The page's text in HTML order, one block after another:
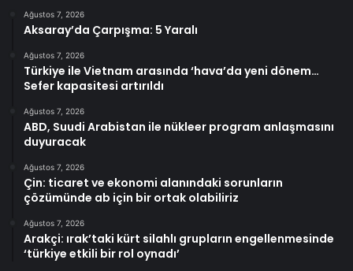
Ağustos 7, 2026
Aksaray’da Çarpışma: 5 Yaralı
Ağustos 7, 2026
Türkiye ile Vietnam arasında ‘hava’da yeni dönem…
Sefer kapasitesi artırıldı
Ağustos 7, 2026
ABD, Suudi Arabistan ile nükleer program anlaşmasını
duyuracak
Ağustos 7, 2026
Çin: ticaret ve ekonomi alanındaki sorunların
çözümünde ab için bir ortak olabiliriz
Ağustos 7, 2026
Arakçi: ırak’taki kürt silahlı grupların engellenmesinde
‘türkiye etkili bir rol oynadı’